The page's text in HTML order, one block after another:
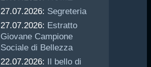
27.07.2026: Segreteria
27.07.2026: Estratto
Giovane Campione
Sociale di Bellezza
22.07.2026: Il bello di